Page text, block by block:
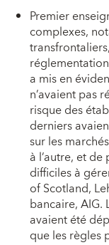
Premier
complexes,
a mis en
n’avaient pas
risque des
derniers
sur les
à l’autre, et
difficiles à
of Scotland,
bancaire, AIG.
avaient été
que les règles